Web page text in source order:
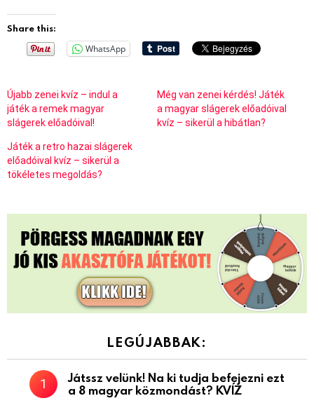
Share this:
WhatsApp
Újabb zenei kvíz – indul a
játék a remek magyar
slágerek előadóival!
Még van zenei kérdés! Játék
a magyar slágerek előadóival
kvíz – sikerül a hibátlan?
Játék a retro hazai slágerek
előadóival kvíz – sikerül a
tökéletes megoldás?
LEGÚJABBAK:
Játssz velünk! Na ki tudja befejezni ezt
a 8 magyar közmondást? KVÍZ